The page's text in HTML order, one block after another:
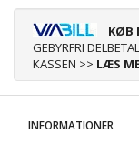
KØB
GEBYRFRI
KASSEN >> LÆS
INFORMATIONER